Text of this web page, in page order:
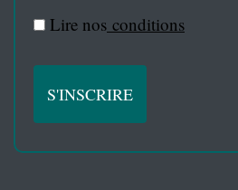
Lire nos conditions